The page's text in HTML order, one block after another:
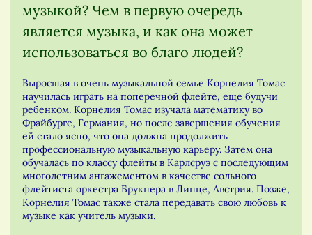
музыкой? Чем в первую очередь
является музыка, и как она может
использоваться во благо людей?
Выросшая в очень музыкальной семье Корнелия Томас
научилась играть на поперечной флейте, еще будучи
ребенком. Корнелия Томас изучала математику во
Фрайбурге, Германия, но после завершения обучения
ей стало ясно, что она должна продолжить
профессиональную музыкальную карьеру. Затем она
обучалась по классу флейты в Карлсруэ с последующим
многолетним ангажементом в качестве сольного
флейтиста оркестра Брукнера в Линце, Австрия. Позже,
Корнелия Томас также стала передавать свою любовь к
музыке как учитель музыки.